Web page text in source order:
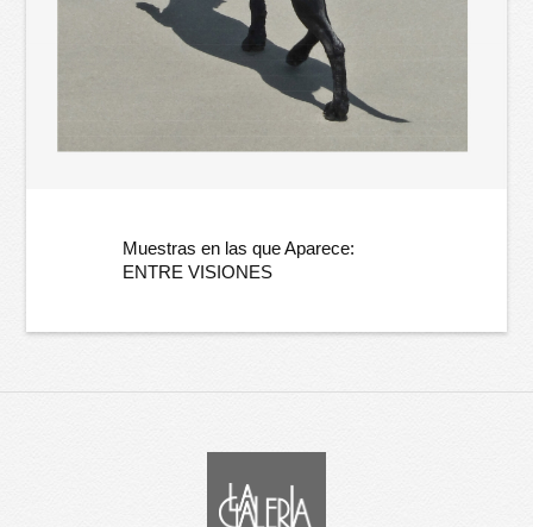
Muestras en las que Aparece:
ENTRE VISIONES